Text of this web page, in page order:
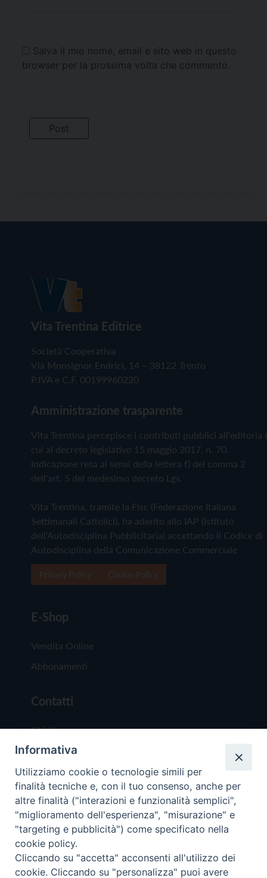
Salva il mio nome, email e sito web in questo
browser per la prossima volta che commento.
Vita Trentina Editrice
Società Cooperativa
Via Monsignor Endrici, 14 – 38122 Trento
P.IVA e C.F. 00199960220
Amministrazione trasparente
Vita Trentina percepisce i contributi pubblici all'editoria
cui al decreto legislativo 15 maggio 2017, n. 70.
Indicazione resa ai sensi della lettera f) del comma 2
dell'art. 5 del medesimo decreto Lgs.
Vita Trentina, tramite la Fisc (Federazione Italiana
Settimanali Cattolici), ha aderito allo IAP (Istituto
dell'Autodisciplina Pubblicitaria) accettando il Codice di
Autodisciplina della Comunicazione Commerciale
E-Shop
Vendita Online
Abbonamenti
Contatti
Chi Siamo
Redazione
Scrivici
Copyright © 2019 - Tutti i diritti riservati - Vita
Trentina Editrice
Informativa
Utilizziamo cookie o tecnologie simili per
finalità tecniche e, con il tuo consenso, anche per
altre finalità ("interazioni e funzionalità semplici",
"miglioramento dell'esperienza", "misurazione" e
"targeting e pubblicità") come specificato nella
cookie policy.
Cliccando su "accetta" acconsenti all'utilizzo dei
cookie. Cliccando su "personalizza" puoi avere